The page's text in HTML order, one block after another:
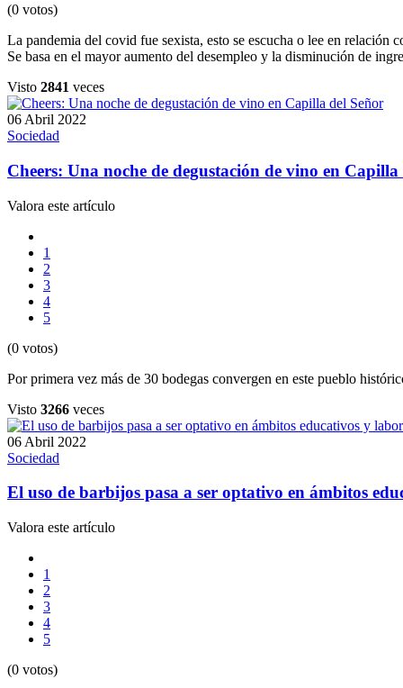
(0 votos)
La pandemia del covid fue sexista, esto se escucha o lee en
Se basa en el mayor aumento del desempleo y la disminución de
Visto 2841 veces
06 Abril 2022
Sociedad
Cheers: Una noche de degustación de vino en Capilla
Valora este artículo
1
2
3
4
5
(0 votos)
Por primera vez más de 30 bodegas convergen en este pueblo
Visto 3266 veces
06 Abril 2022
Sociedad
El uso de barbijos pasa a ser optativo en ámbitos
Valora este artículo
1
2
3
4
5
(0 votos)